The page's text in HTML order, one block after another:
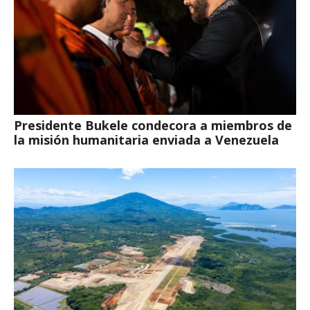
Presidente Bukele condecora a miembros de
la misión humanitaria enviada a Venezuela